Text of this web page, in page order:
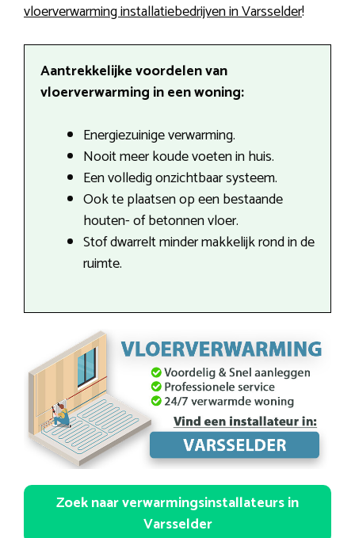
vloerverwarming installatiebedrijven in Varsselder!
Aantrekkelijke voordelen van
vloerverwarming in een woning:
Energiezuinige verwarming.
Nooit meer koude voeten in huis.
Een volledig onzichtbaar systeem.
Ook te plaatsen op een bestaande
houten- of betonnen vloer.
Stof dwarrelt minder makkelijk rond in de
ruimte.
Zoek naar verwarmingsinstallateurs in
Varsselder